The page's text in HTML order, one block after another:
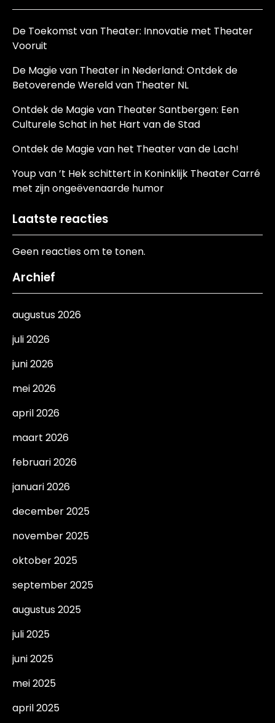
De Toekomst van Theater: Innovatie met Theater
Vooruit
De Magie van Theater in Nederland: Ontdek de
Betoverende Wereld van Theater NL
Ontdek de Magie van Theater Santbergen: Een
Culturele Schat in het Hart van de Stad
Ontdek de Magie van het Theater van de Lach!
Youp van ’t Hek schittert in Koninklijk Theater Carré
met zijn ongeëvenaarde humor
Laatste reacties
Geen reacties om te tonen.
Archief
augustus 2026
juli 2026
juni 2026
mei 2026
april 2026
maart 2026
februari 2026
januari 2026
december 2025
november 2025
oktober 2025
september 2025
augustus 2025
juli 2025
juni 2025
mei 2025
april 2025